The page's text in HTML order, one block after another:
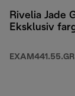
Rivelia Jade
Eksklusiv
EXAM441.55.GR